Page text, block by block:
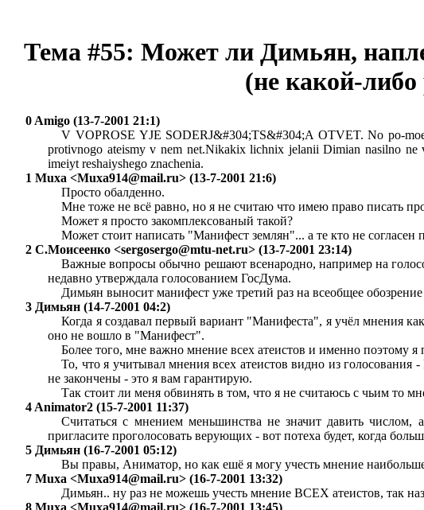
Тема #55: Может ли Димьян,
(не какой-
0 Amigo (13-7-2001 21:1)
V VOPROSE YJE SODERJ&#304;TS&#304;A OTVET. No po-
protivnogo ateismy v nem net.Nikakix lichnix jelanii Dimian nasilno
imeiyt reshaiyshego znachenia.
1 Muxa <Muxa914@mail.ru> (13-7-2001 21:6)
Просто обалденно.
Мне тоже не всё равно, но я не считаю что имею право писать
Может я просто закомплексованый такой?
Может стоит написать "Манифест землян"... а те кто не согласен
2 С.Моисеенко <sergosergo@mtu-net.ru> (13-7-2001 23:14)
Важные вопросы обычно решают всенародно, например на
недавно утверждала голосованием ГосДума.
Димьян выносит манифест уже третий раз на всеобщее
3 Димьян (14-7-2001 04:2)
Когда я создавал первый вариант "Манифеста", я учёл мнения
оно не вошло в "Манифест".
Более того, мне важно мнение всех атеистов и именно поэтому
То, что я учитывал мнения всех атеистов видно из
не закончены - это я вам гарантирую.
Так стоит ли меня обвинять в том, что я не считаюсь с чьим то
4 Animator2 (15-7-2001 11:37)
Считаться с мнением меньшинства не значит давить
пригласите проголосовать верующих - вот потеха будет, когда
5 Димьян (16-7-2001 05:12)
Вы правы, Аниматор, но как ешё я могу учесть мнение
7 Muxa <Muxa914@mail.ru> (16-7-2001 13:32)
Димьян.. ну раз не можешь учесть мнение ВСЕХ атеистов, так
8 Muxa <Muxa914@mail.ru> (16-7-2001 13:45)